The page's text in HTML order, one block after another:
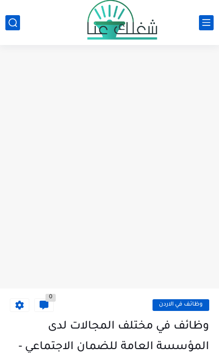
وظائف في الاردن
0
وظائف في مختلف المجالات لدى
المؤسسة العامة للضمان الاجتماعي -